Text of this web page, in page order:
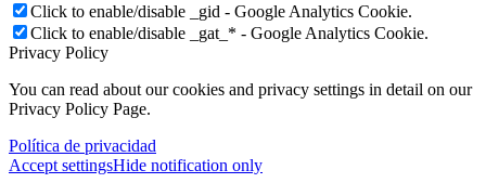
Click to enable/disable _gid - Google Analytics Cookie.
Click to enable/disable _gat_* - Google Analytics Cookie.
Privacy Policy
You can read about our cookies and privacy settings in detail on our
Privacy Policy Page.
Política de privacidad
Accept settingsHide notification only